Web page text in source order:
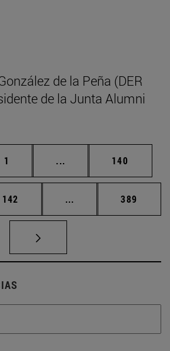
de la Peña (DER
de la Junta Alumni
Página
1 ... Páginas intermedias
Página
140
Página
142 ... Páginas intermedias
Página
389